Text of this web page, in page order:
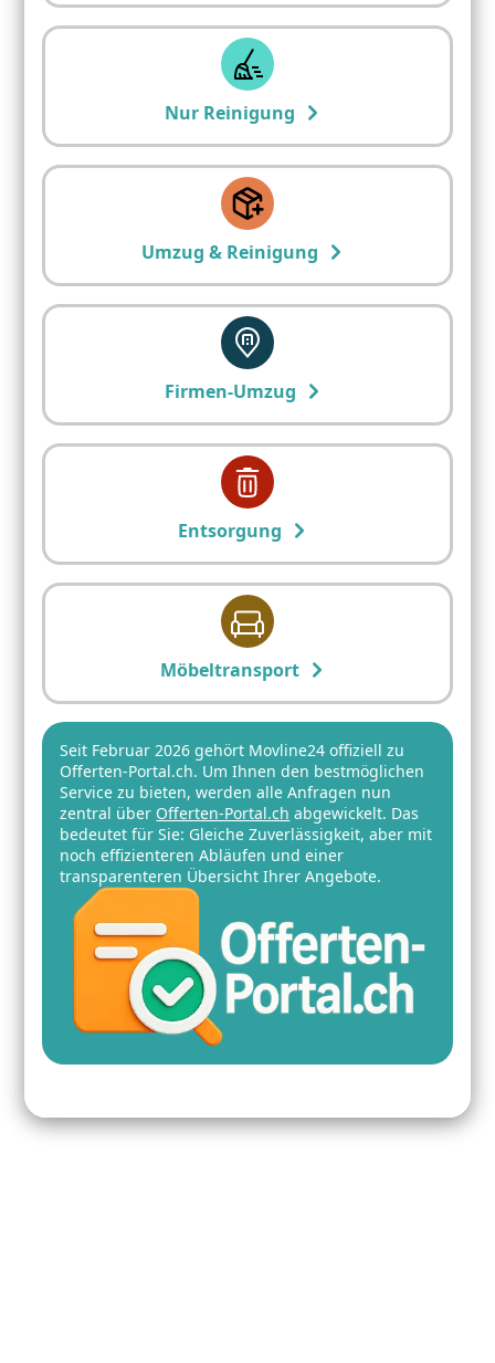
Nur Reinigung
Umzug & Reinigung
Firmen-Umzug
Entsorgung
Möbeltransport
Seit Februar 2026 gehört Movline24 offiziell zu
Offerten-Portal.ch. Um Ihnen den bestmöglichen
Service zu bieten, werden alle Anfragen nun
zentral über Offerten-Portal.ch abgewickelt. Das
bedeutet für Sie: Gleiche Zuverlässigkeit, aber mit
noch effizienteren Abläufen und einer
transparenteren Übersicht Ihrer Angebote.